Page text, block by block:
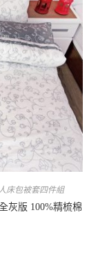
床包被套四件組
灰版 100%精梳棉